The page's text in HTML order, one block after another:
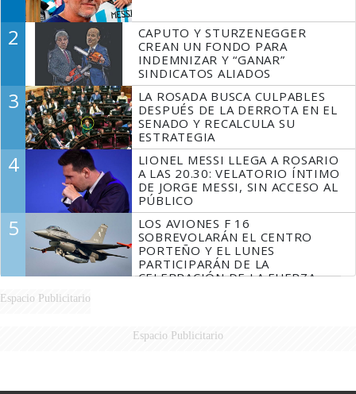
2
CAPUTO Y STURZENEGGER
CREAN UN FONDO PARA
INDEMNIZAR Y “GANAR”
SINDICATOS ALIADOS
3
LA ROSADA BUSCA CULPABLES
DESPUÉS DE LA DERROTA EN EL
SENADO Y RECALCULA SU
ESTRATEGIA
4
LIONEL MESSI LLEGA A ROSARIO
A LAS 20.30: VELATORIO ÍNTIMO
DE JORGE MESSI, SIN ACCESO AL
PÚBLICO
5
LOS AVIONES F 16
SOBREVOLARÁN EL CENTRO
PORTEÑO Y EL LUNES
PARTICIPARÁN DE LA
CELEBRACIÓN DE LA FUERZA
Espacio Publicitario
Espacio Publicitario